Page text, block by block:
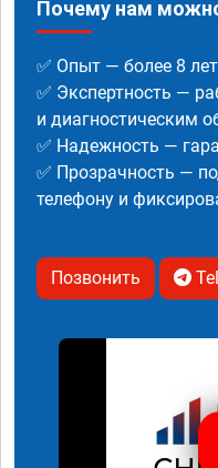
Почему нам
✅ Опыт — более 8
✅ Экспертность —
и диагностическим
✅ Надежность —
✅ Прозрачность —
телефону и
Позвонить